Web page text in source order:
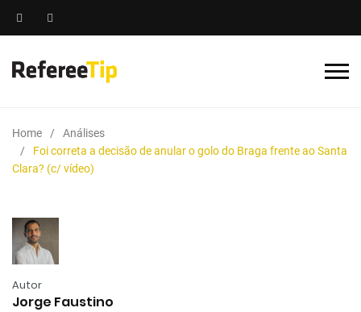
Home
Análises
Foi correta a decisão de anular o golo do Braga frente ao Santa
Clara? (c/ vídeo)
Autor
Jorge Faustino